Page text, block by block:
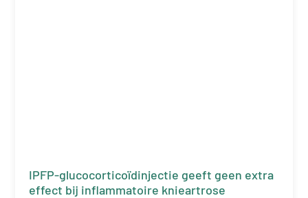
IPFP-glucocorticoïdinjectie geeft geen extra
effect bij inflammatoire knieartrose